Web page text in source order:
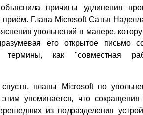
причины удлинения
Глава Microsoft Сатья
увольнений в манере,
его открытое письмо
термины, как "совместная
планы Microsoft по
упоминается, что
из подразделения